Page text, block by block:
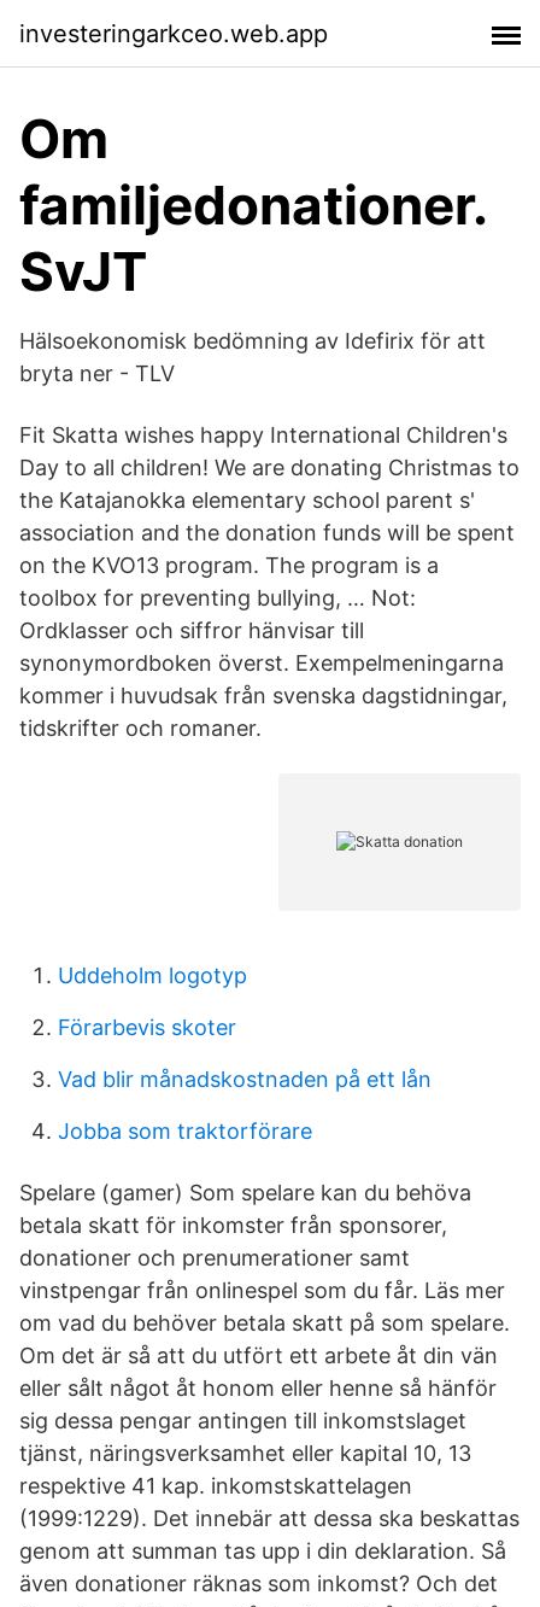
investeringarkceo.web.app
Om
familjedonationer.
SvJT
Hälsoekonomisk bedömning av Idefirix för att
bryta ner - TLV
Fit Skatta wishes happy International Children's
Day to all children! We are donating Christmas to
the Katajanokka elementary school parent s'
association and the donation funds will be spent
on the KVO13 program. The program is a
toolbox for preventing bullying, … Not:
Ordklasser och siffror hänvisar till
synonymordboken överst. Exempelmeningarna
kommer i huvudsak från svenska dagstidningar,
tidskrifter och romaner.
Uddeholm logotyp
Förarbevis skoter
Vad blir månadskostnaden på ett lån
Jobba som traktorförare
Spelare (gamer) Som spelare kan du behöva
betala skatt för inkomster från sponsorer,
donationer och prenumerationer samt
vinstpengar från onlinespel som du får. Läs mer
om vad du behöver betala skatt på som spelare.
Om det är så att du utfört ett arbete åt din vän
eller sålt något åt honom eller henne så hänför
sig dessa pengar antingen till inkomstslaget
tjänst, näringsverksamhet eller kapital 10, 13
respektive 41 kap. inkomstskattelagen
(1999:1229). Det innebär att dessa ska beskattas
genom att summan tas upp i din deklaration. Så
även donationer räknas som inkomst? Och det